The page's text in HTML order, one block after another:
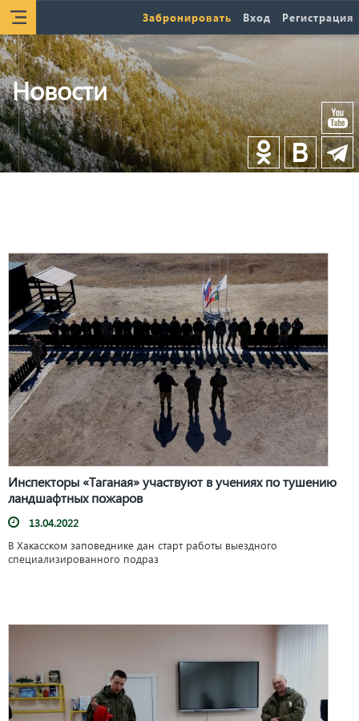
Забронировать Вход Регистрация
Новости
Инспекторы «Таганая» участвуют в учениях по тушению
ландшафтных пожаров
13.04.2022
В Хакасском заповеднике дан старт работы выездного
специализированного подраз